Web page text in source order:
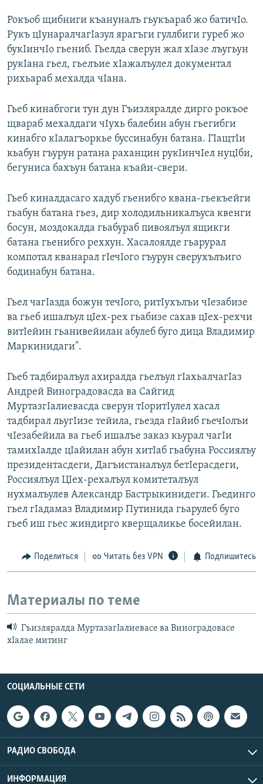
Рокъоб щибниги къануналъ гьукъараб жо батичIо.
Рукъ цIунаралчагIазул ярагъги гуллбиги гуреб жо
букIинчIо гьениб. Гьелда сверун жал хIазе лъугьун
рукIана гьел, гьелъие хIажалъулел документал
рихьараб мехалда чIана.
Гьеб кинабгоги тун дун Гъизляралде дирго рокъое
щвараб мехалдаги чIухь балебин абун гьегибги
кинабго кIалагъоркье буссинабун батана. ГIащтIи
кьабун гъурун ратана раханцин рукIинчIел нуцIби,
бегуниса бахъун батана къайи-свери.
Гьеб киналдасаго хадуб гьенибго квана-гьекъейги
гьабун батана гьез, дир холодильникалъуса квенги
босун, моздокалда гьабураб пивоялъул ящикги
батана гьенибго реххун. Хасалоялде гьарурал
компотал кванарал гIечIого гъурун сверухълъиго
бодинабун батана.
Гьел чагIазда божун течIого, ритIухълъи чIезабизе
ва гьеб ишалъул цIех-рех гьабизе сахав цIех-рехчи
витIейин гьанивейилан абулеб буго дица Владимир
Маркинидаги".
Гьеб тадбиралъул ахиралда гьелъул гIахьалчагIаз
Андрей Виноградовасда ва Сайгид
МуртазгIалиевасда сверун тIоритIулел хасал
тадбирал льугIизе тейила, гьезда гIайиб гьечIолъи
чIезабейила ва гьеб ишалъе заказ кьурал чагIи
тамихIалде цIайилан абун хитIаб гьабуна Россиялъу
президентасдеги, Дагъистаналъул бетIерасдеги,
Россиялъул ЦIех-рехалъул комитеталъул
нухмалъулев Александр Бастрыкинидеги. Гьединго
гьел гIадамаз Владимир Путинида гьарулеб буго
гьеб иш гьес жиндирго кверщаликье босейилан.
Поделиться Читать без VPN Подпишитесь
Материалы по теме
Гъизляралда МуртазагIалиевасе ва Виноградовасе
хIалае митинг
СОЦИАЛЬНЫЕ СЕТИ
РАДИО СВОБОДА
ИНФОРМАЦИЯ